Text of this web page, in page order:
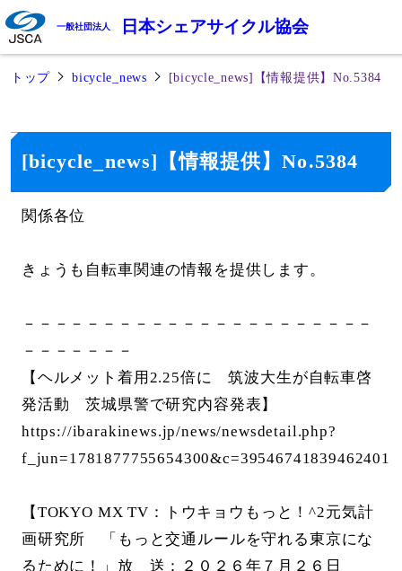
一般社団法人 日本シェアサイクル協会
トップ bicycle_news [bicycle_news]【情報提供】No.5384
[bicycle_news]【情報提供】No.5384
関係各位
きょうも自転車関連の情報を提供します。
－－－－－－－－－－－－－－－－－－－－－－
－－－－－－－
【ヘルメット着用2.25倍に 筑波大生が自転車啓
発活動 茨城県警で研究内容発表】
https://ibarakinews.jp/news/newsdetail.php?
f_jun=1781877755654300&c=39546741839462401
【TOKYO MX TV：トウキョウもっと！^2元気計
画研究所 「もっと交通ルールを守れる東京にな
るために！」放 送：２０２６年７月２６日